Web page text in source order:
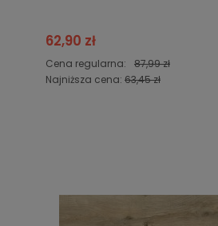
62,90 zł
Cena regularna:
87,99 zł
Najniższa cena: 63,45 zł